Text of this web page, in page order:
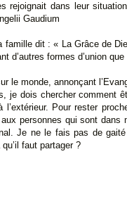
rejoignait dans leur
Gaudium
famille dit : « La Grâce de
d’autres formes d’union
le monde, annonçant
je dois chercher comment
Pour rester
personnes qui sont
Je ne le fais pas de
faut partager ?